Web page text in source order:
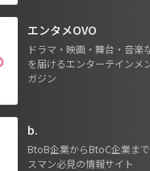
エンタメOVO
ドラマ・映画・舞台・音楽
を届けるエンターテインメ
ガジン
b.
BtoB企業からBtoC企業ま
スマン必見の情報サイト